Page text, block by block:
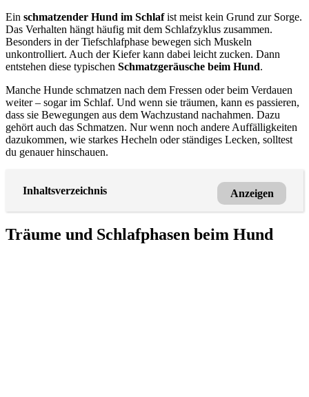
Ein schmatzender Hund im Schlafist meist kein Grund zur Sorge.
Das Verhalten hängt häufig mit dem Schlafzyklus zusammen.
Besonders in der Tiefschlafphase bewegen sich Muskeln
unkontrolliert. Auch der Kiefer kann dabei leicht zucken. Dann
entstehen diese typischen Schmatzgeräusche beim Hund.
Manche Hunde schmatzen nach dem Fressen oder beim Verdauen
weiter – sogar im Schlaf. Und wenn sie träumen, kann es passieren,
dass sie Bewegungen aus dem Wachzustand nachahmen. Dazu
gehört auch das Schmatzen. Nur wenn noch andere Auffälligkeiten
dazukommen, wie starkes Hecheln oder ständiges Lecken, solltest
du genauer hinschauen.
Inhaltsverzeichnis Anzeigen
Träume und Schlafphasen beim Hund